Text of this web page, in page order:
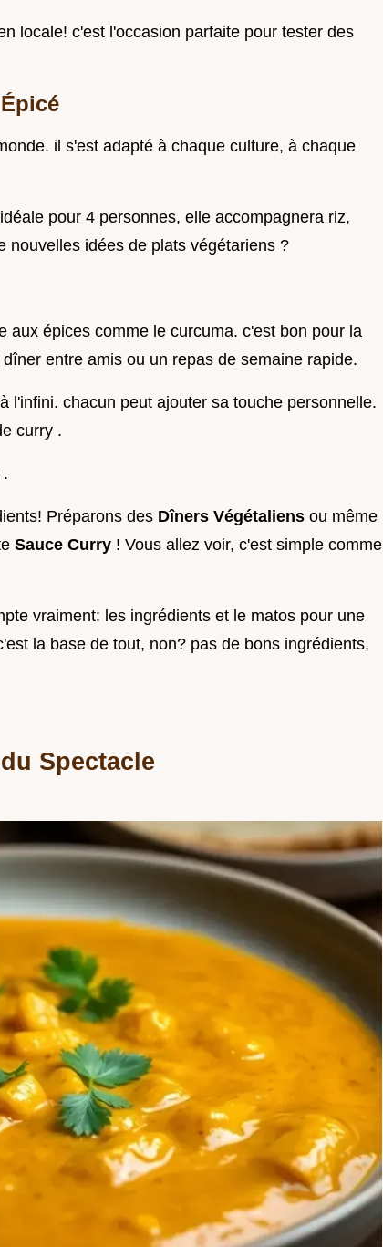
locale! c'est l'occasion parfaite pour tester des
il s'est adapté à chaque culture, à chaque
pour 4 personnes, elle accompagnera riz,
nouvelles idées de plats végétariens ?
aux épices comme le curcuma. c'est bon pour la
entre amis ou un repas de semaine rapide.
l'infini. chacun peut ajouter sa touche personnelle.
curry .
Préparons des Dîners Végétaliens ou même
Sauce Curry ! Vous allez voir, c'est simple comme
vraiment: les ingrédients et le matos pour une
la base de tout, non? pas de bons ingrédients,
Spectacle